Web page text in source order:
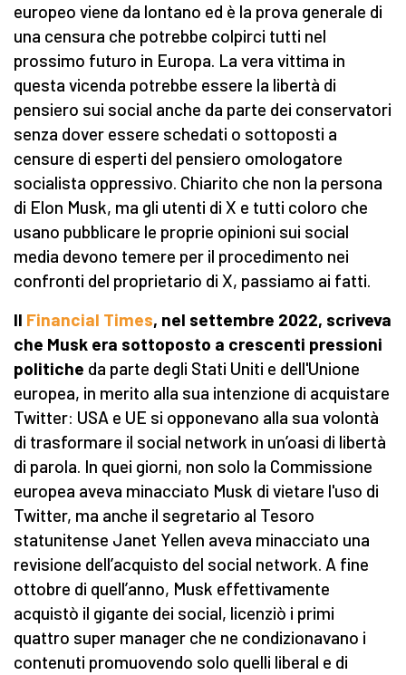
europeo viene da lontano ed è la prova generale di
una censura che potrebbe colpirci tutti nel
prossimo futuro in Europa. La vera vittima in
questa vicenda potrebbe essere la libertà di
pensiero sui social anche da parte dei conservatori
senza dover essere schedati o sottoposti a
censure di esperti del pensiero omologatore
socialista oppressivo. Chiarito che non la persona
di Elon Musk, ma gli utenti di X e tutti coloro che
usano pubblicare le proprie opinioni sui social
media devono temere per il procedimento nei
confronti del proprietario di X, passiamo ai fatti.
Il Financial Times, nel settembre 2022, scriveva
che Musk era sottoposto a crescenti pressioni
politiche da parte degli Stati Uniti e dell'Unione
europea, in merito alla sua intenzione di acquistare
Twitter: USA e UE si opponevano alla sua volontà
di trasformare il social network in un’oasi di libertà
di parola. In quei giorni, non solo la Commissione
europea aveva minacciato Musk di vietare l'uso di
Twitter, ma anche il segretario al Tesoro
statunitense Janet Yellen aveva minacciato una
revisione dell’acquisto del social network. A fine
ottobre di quell’anno, Musk effettivamente
acquistò il gigante dei social, licenziò i primi
quattro super manager che ne condizionavano i
contenuti promuovendo solo quelli liberal e di